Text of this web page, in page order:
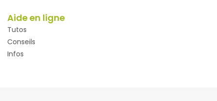
Aide en ligne
Tutos
Conseils
Infos